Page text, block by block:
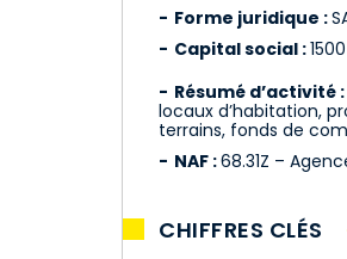
Forme juridique :
Capital social :
Résumé d’activité :
locaux d’habitation,
terrains, fonds de
NAF :68.31Z –
CHIFFRES CLÉS